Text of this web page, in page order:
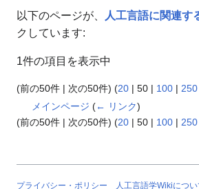
以下のページが、 人工言語に関連す
クしています:
1件の項目を表示中
(前の50件 | 次の50件) (20 | 50 | 100 | 250
メインページ (← リンク)
(前の50件 | 次の50件) (20 | 50 | 100 | 250
プライバシー・ポリシー 人工言語学Wikiについ